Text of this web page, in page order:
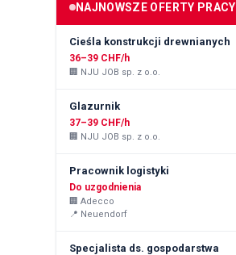
NAJNOWSZE OFERTY PRACY
Cieśla konstrukcji drewnianych
36–39 CHF/h
🏢 NJU JOB sp. z o.o.
Glazurnik
37–39 CHF/h
🏢 NJU JOB sp. z o.o.
Pracownik logistyki
Do uzgodnienia
🏢 Adecco
📍 Neuendorf
Specjalista ds. gospodarstwa